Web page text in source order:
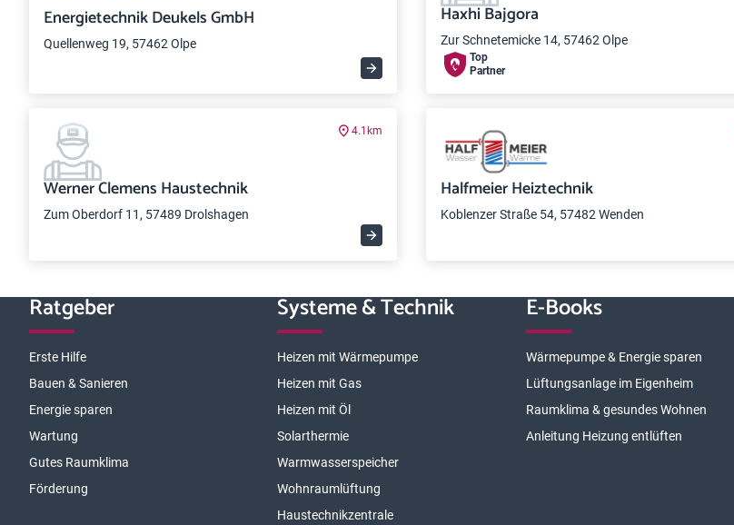
Energietechnik Deukels GmbH
Quellenweg 19, 57462 Olpe
Haxhi Bajgora
Zur Schnetemicke 14, 57462 Olpe
Top
Partner
4.1km
Werner Clemens Haustechnik
Zum Oberdorf 11, 57489 Drolshagen
Halfmeier Heiztechnik
Koblenzer Straße 54, 57482 Wenden
Ratgeber
Erste Hilfe
Bauen & Sanieren
Energie sparen
Wartung
Gutes Raumklima
Förderung
Systeme & Technik
Heizen mit Wärmepumpe
Heizen mit Gas
Heizen mit Öl
Solarthermie
Warmwasserspeicher
Wohnraumlüftung
Haustechnikzentrale
E-Books
Wärmepumpe & Energie sparen
Lüftungsanlage im Eigenheim
Raumklima & gesundes Wohnen
Anleitung Heizung entlüften